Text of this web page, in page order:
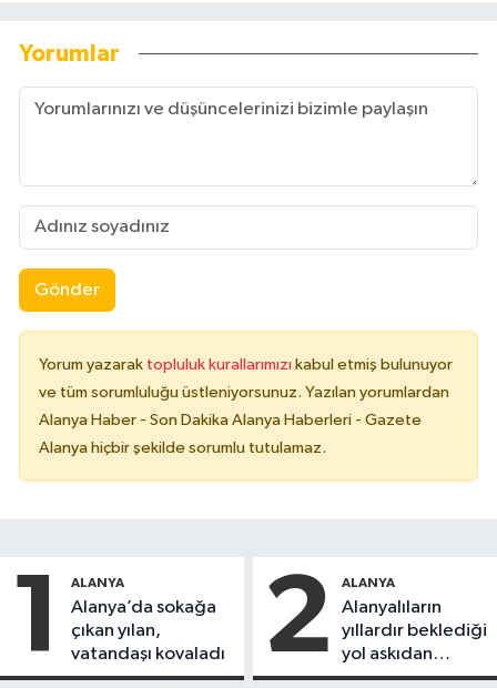
Yorumlar
Gönder
Yorum yazarak topluluk kurallarımızı kabul etmiş bulunuyor
ve tüm sorumluluğu üstleniyorsunuz. Yazılan yorumlardan
Alanya Haber - Son Dakika Alanya Haberleri - Gazete
Alanya hiçbir şekilde sorumlu tutulamaz.
1 ALANYA
Alanya’da sokağa
çıkan yılan,
vatandaşı kovaladı
2 ALANYA
Alanyalıların
yıllardır beklediği
yol askıdan
döndü